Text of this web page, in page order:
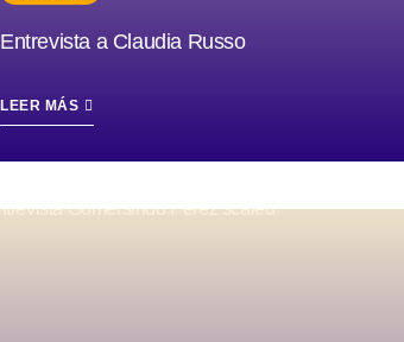
Entrevista a Claudia Russo
LEER MÁS